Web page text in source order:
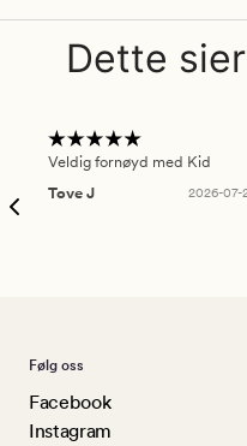
Dette
Veldig fornøyd med Kid
Tove J
2026-07-
Følg oss
Facebook
Instagram